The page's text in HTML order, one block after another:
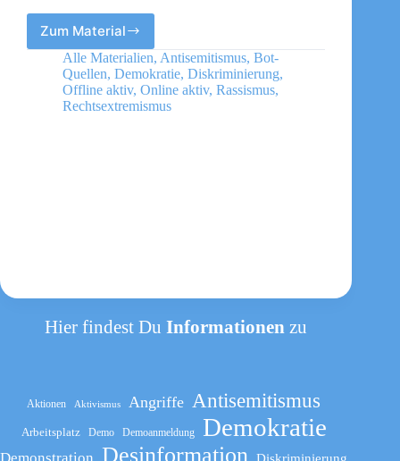
Zum Material
Jüdisches
Forum
für
Demokratie
und
Alle Materialien, Antisemitismus, Bot-
Quellen, Demokratie, Diskriminierung,
Offline aktiv, Online aktiv, Rassismus,
Rechtsextremismus
Hier findest DuInformationenzu
Aktionen Aktivismus Angriffe Antisemitismus
Arbeitsplatz Demo Demoanmeldung Demokratie
Desinformation Diskriminierung